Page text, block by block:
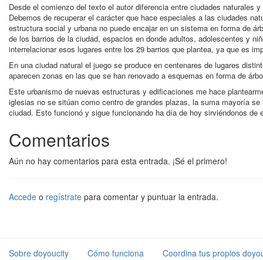
Desde el comienzo del texto el autor diferencia entre ciudades
Debemos de recuperar el carácter que hace especiales a las ciudades
estructura social y urbana no puede encajar en un sistema en forma de
de los barrios de la ciudad, espacios en donde adultos, adolescentes y
interrelacionar esos lugares entre los 29 barrios que plantea, ya que es
En una ciudad natural el juego se produce en centenares de lugares
aparecen zonas en las que se han renovado a esquemas en forma de
Este urbanismo de nuevas estructuras y edificaciones me hace
iglesias no se sitúan como centro de grandes plazas, la suma mayoría
ciudad. Esto funcionó y sigue funcionando ha día de hoy sirviéndonos
Comentarios
Aún no hay comentarios para esta entrada. ¡Sé el primero!
Accede o regístrate para comentar y puntuar la entrada.
Sobre doyoucity Cómo funciona Coordina tus propios